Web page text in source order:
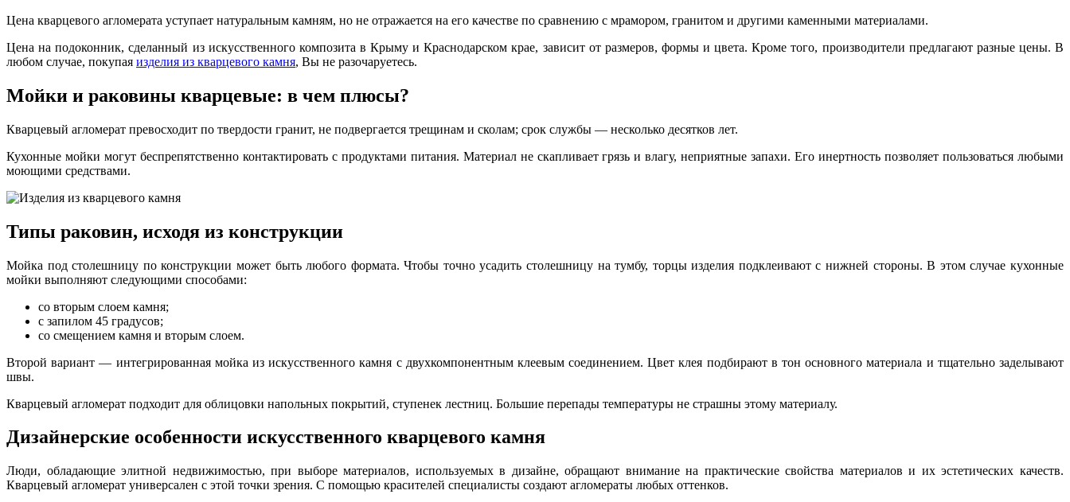
Цена кварцевого агломерата уступает натуральным камням, но не отражается на его качестве по сравнению с мрамором, гранитом и другими каменными материалами.
Цена на подоконник, сделанный из искусственного композита в Крыму и Краснодарском крае, зависит от размеров, формы и цвета. Кроме того, производители предлагают разные цены. В
любом случае, покупая изделия из кварцевого камня, Вы не разочаруетесь.
Мойки и раковины кварцевые: в чем плюсы?
Кварцевый агломерат превосходит по твердости гранит, не подвергается трещинам и сколам; срок службы — несколько десятков лет.
Кухонные мойки могут беспрепятственно контактировать с продуктами питания. Материал не скапливает грязь и влагу, неприятные запахи. Его инертность позволяет пользоваться любыми
моющими средствами.
Типы раковин, исходя из конструкции
Мойка под столешницу по конструкции может быть любого формата. Чтобы точно усадить столешницу на тумбу, торцы изделия подклеивают с нижней стороны. В этом случае кухонные
мойки выполняют следующими способами:
со вторым слоем камня;
с запилом 45 градусов;
со смещением камня и вторым слоем.
Второй вариант — интегрированная мойка из искусственного камня с двухкомпонентным клеевым соединением. Цвет клея подбирают в тон основного материала и тщательно заделывают
швы.
Кварцевый агломерат подходит для облицовки напольных покрытий, ступенек лестниц. Большие перепады температуры не страшны этому материалу.
Дизайнерские особенности искусственного кварцевого камня
Люди, обладающие элитной недвижимостью, при выборе материалов, используемых в дизайне, обращают внимание на практические свойства материалов и их эстетических качеств.
Кварцевый агломерат универсален с этой точки зрения. С помощью красителей специалисты создают агломераты любых оттенков.